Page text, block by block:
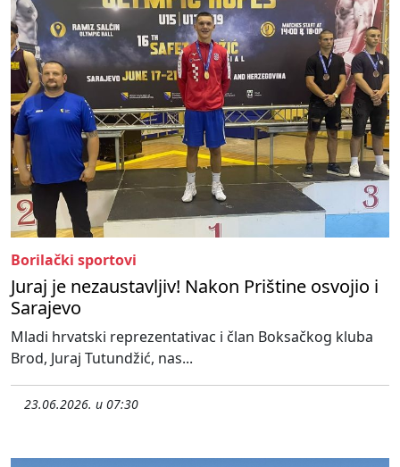
Borilački sportovi
Juraj je nezaustavljiv! Nakon Prištine osvojio i
Sarajevo
Mladi hrvatski reprezentativac i član Boksačkog kluba
Brod, Juraj Tutundžić, nas...
23.06.2026. u 07:30